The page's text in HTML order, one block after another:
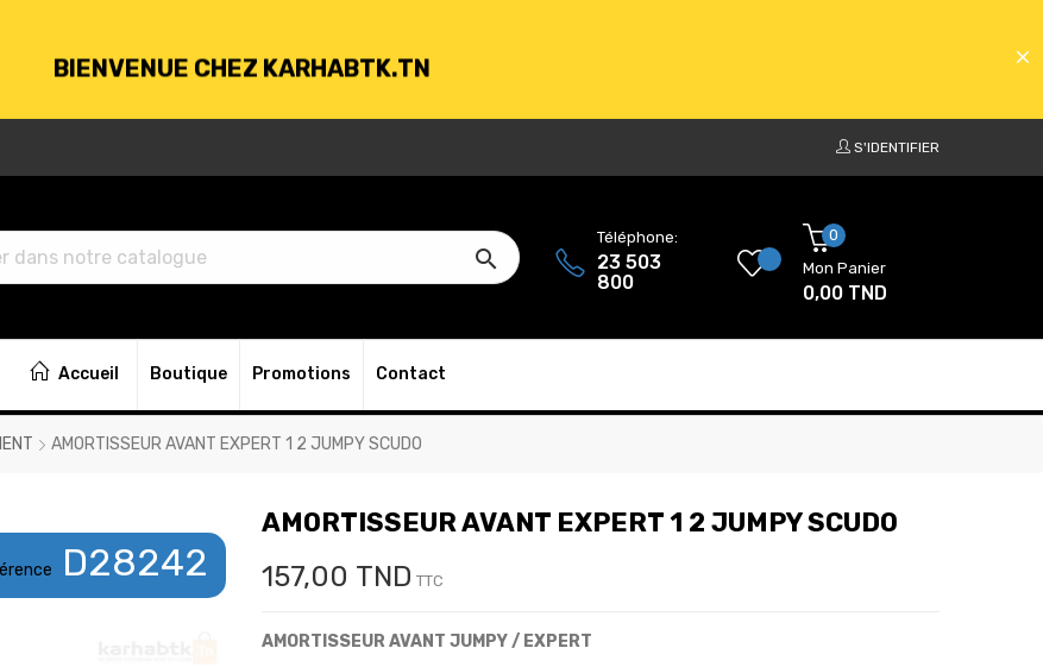
BIENVENUE CHEZ KARHABTK.TN
GRATUITE À PARTIR DE 250DT D'ACHATS
BIENVENUE CHEZ KARHABTK.TN
GRATUITE À PARTIR DE 250DT D'ACHATS
S'IDENTIFIER

Téléphone:
23 503
800
0
Mon Panier
0,00 TND
Accueil Boutique Promotions Contact
AMORTISSEUR AVANT EXPERT 1 2 JUMPY SCUDO
D28242
AMORTISSEUR AVANT EXPERT 1 2 JUMPY SCUDO
157,00 TND TTC
AMORTISSEUR AVANT JUMPY / EXPERT